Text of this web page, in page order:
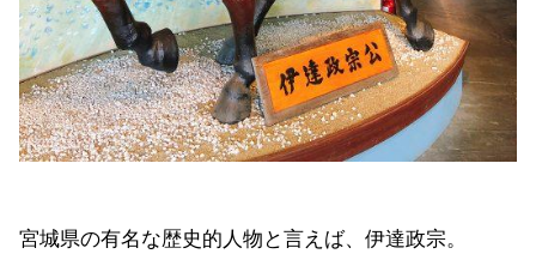
宮城県の有名な歴史的人物と言えば、伊達政宗。